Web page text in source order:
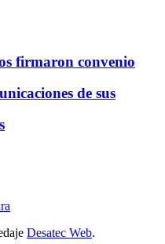
firmaron convenio
de sus
Desatec Web.